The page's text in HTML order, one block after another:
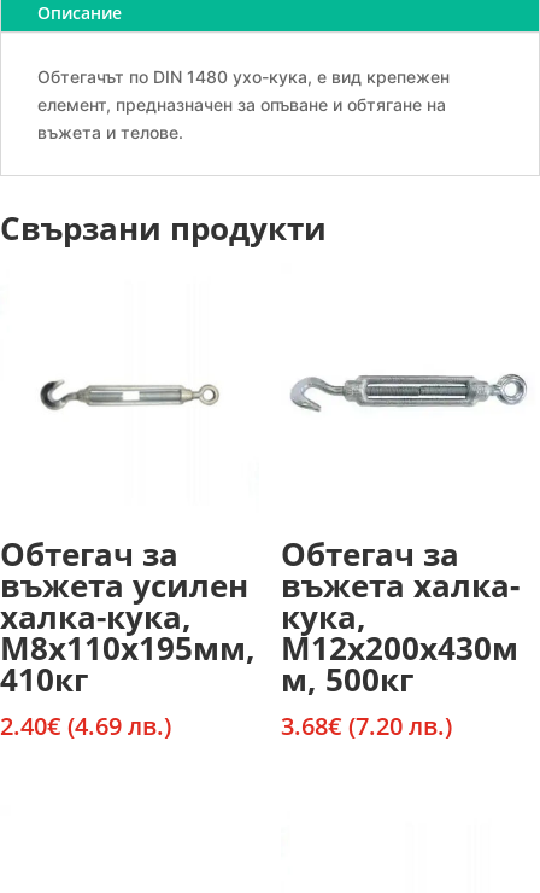
Описание
Обтегачът по DIN 1480 ухо-кука, е вид крепежен
елемент, предназначен за опъване и обтягане на
въжета и телове.
Свързани продукти
Обтегач за
въжета усилен
халка-кука,
М8х110х195мм,
410кг
2.40€ (4.69 лв.)
Обтегач за
въжета халка-
кука,
М12х200х430м
м, 500кг
3.68€ (7.20 лв.)